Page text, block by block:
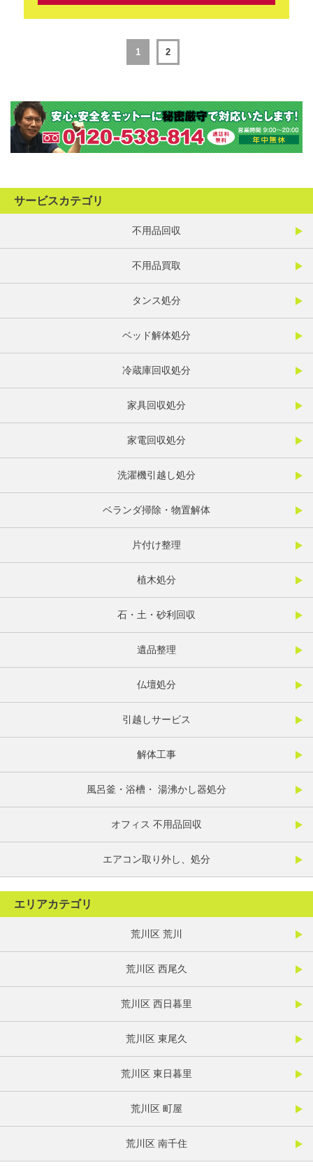
1 2
サービスカテゴリ
不用品回収
不用品買取
タンス処分
ベッド解体処分
冷蔵庫回収処分
家具回収処分
家電回収処分
洗濯機引越し処分
ベランダ掃除・物置解体
片付け整理
植木処分
石・土・砂利回収
遺品整理
仏壇処分
引越しサービス
解体工事
風呂釜・浴槽・ 湯沸かし器処分
オフィス 不用品回収
エアコン取り外し、処分
エリアカテゴリ
荒川区 荒川
荒川区 西尾久
荒川区 西日暮里
荒川区 東尾久
荒川区 東日暮里
荒川区 町屋
荒川区 南千住